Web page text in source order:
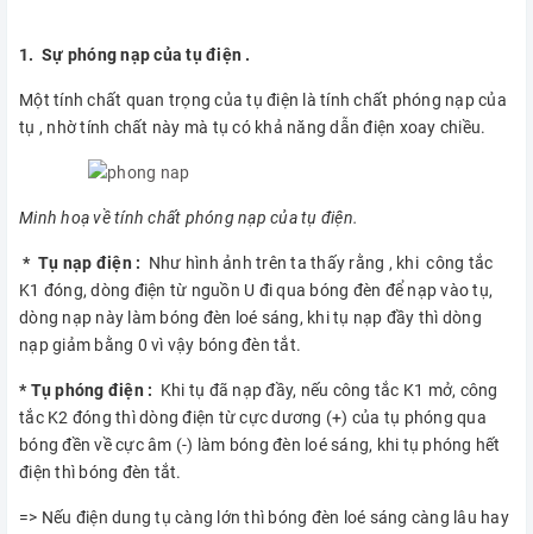
1. Sự phóng nạp của tụ điện .
Một tính chất quan trọng của tụ điện là tính chất phóng nạp của
tụ , nhờ tính chất này mà tụ có khả năng dẫn điện xoay chiều.
Minh hoạ về tính chất phóng nạp của tụ điện.
* Tụ nạp điện : Như hình ảnh trên ta thấy rằng , khi công tắc
K1 đóng, dòng điện từ nguồn U đi qua bóng đèn để nạp vào tụ,
dòng nạp này làm bóng đèn loé sáng, khi tụ nạp đầy thì dòng
nạp giảm bằng 0 vì vậy bóng đèn tắt.
* Tụ phóng điện : Khi tụ đã nạp đầy, nếu công tắc K1 mở, công
tắc K2 đóng thì dòng điện từ cực dương (+) của tụ phóng qua
bóng đền về cực âm (-) làm bóng đèn loé sáng, khi tụ phóng hết
điện thì bóng đèn tắt.
=> Nếu điện dung tụ càng lớn thì bóng đèn loé sáng càng lâu hay